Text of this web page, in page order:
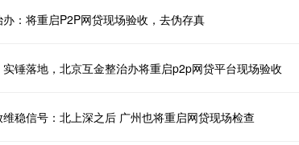
：将重启P2P网贷现场验收，去伪存真
锤落地，北京互金整治办将重启p2p网贷平台现场验收
维稳信号：北上深之后 广州也将重启网贷现场检查